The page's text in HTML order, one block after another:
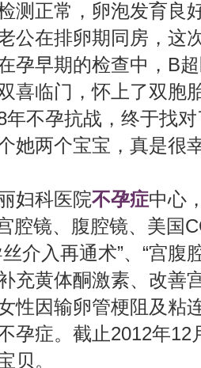
测正常，卵泡发育良
公在排卵期同房，这
孕早期的检查中，B
喜临门，怀上了双胞
年不孕抗战，终于找
她两个宝宝，真是很
科医院不孕症中心
腔镜、腹腔镜、美国
介入再通术”、“宫腹
充黄体酮激素、改善
性因输卵管梗阻及粘
孕症。截止2012年12
贝。